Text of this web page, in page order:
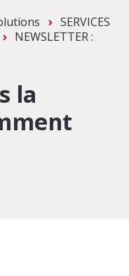
SERVICES
NEWSLETTER :
la